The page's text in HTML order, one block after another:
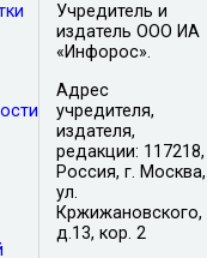
Учредитель и
издатель ООО ИА
«Инфорос».
Адрес
учредителя,
издателя,
редакции: 117218,
Россия, г. Москва,
ул.
Кржижановского,
д.13, кор. 2